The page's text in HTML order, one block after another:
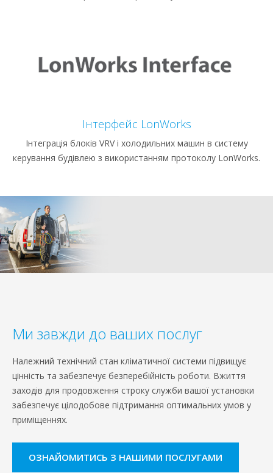
Інтерфейс LonWorks
Інтеграція блоків VRV і холодильних машин в систему
керування будівлею з використанням протоколу LonWorks.
Ми завжди до ваших послуг
Належний технічний стан кліматичної системи підвищує
цінність та забезпечує безперебійність роботи. Вжиття
заходів для продовження строку служби вашої установки
забезпечує цілодобове підтримання оптимальних умов у
приміщеннях.
ОЗНАЙОМИТИСЬ З НАШИМИ ПОСЛУГАМИ